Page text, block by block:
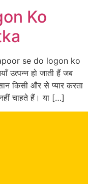
Ko
se do logon ko
उत्पन्न हो जाती हैं जब
किसी और से प्यार करता
चाहते हैं। या […]